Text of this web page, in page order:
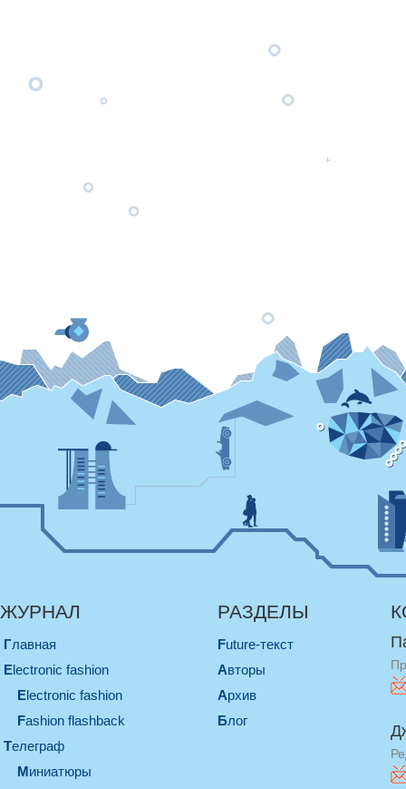
ЖУРНАЛ
Главная
electronic fashion
electronic fashion
Fashion flashback
телеграф
миниатюры
РАЗДЕЛЫ
Future-текст
Авторы
Архив
Блог